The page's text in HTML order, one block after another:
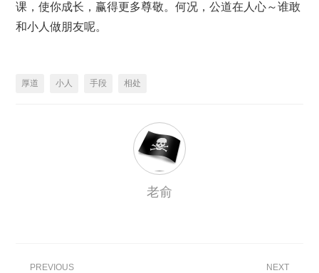
课，使你成长，赢得更多尊敬。何况，公道在人心～谁敢
和小人做朋友呢。
厚道 小人 手段 相处
老俞
PREVIOUS NEXT